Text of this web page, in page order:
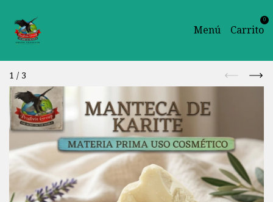
Menú Carrito
0
1 / 3